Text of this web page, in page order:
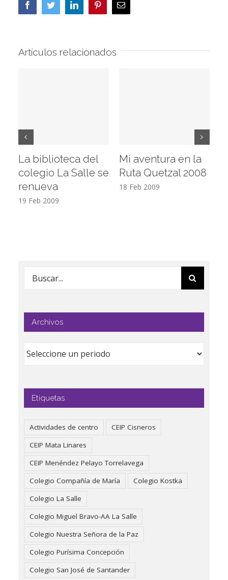
FacebookTwitterLinkedInPinterestCorreo
electrónico
Artículos relacionados
La biblioteca del
colegio La Salle se
renueva
19 Feb 2009
Mi aventura en la
Ruta Quetzal 2008
18 Feb 2009
Buscar:
Archivos
Etiquetas
Actividades de centro
CEIP Cisneros
CEIP Mata Linares
CEIP Menéndez Pelayo Torrelavega
Colegio Compañía de María
Colegio Kostka
Colegio La Salle
Colegio Miguel Bravo-AA La Salle
Colegio Nuestra Señora de la Paz
Colegio Purísima Concepción
Colegio San José de Santander